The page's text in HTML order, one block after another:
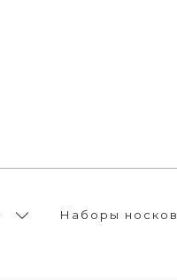
Наборы носков